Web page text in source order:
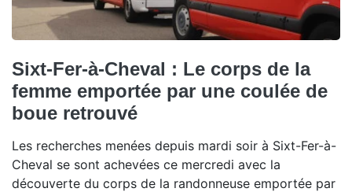
Sixt-Fer-à-Cheval : Le corps de la
femme emportée par une coulée de
boue retrouvé
Les recherches menées depuis mardi soir à Sixt-Fer-à-
Cheval se sont achevées ce mercredi avec la
découverte du corps de la randonneuse emportée par